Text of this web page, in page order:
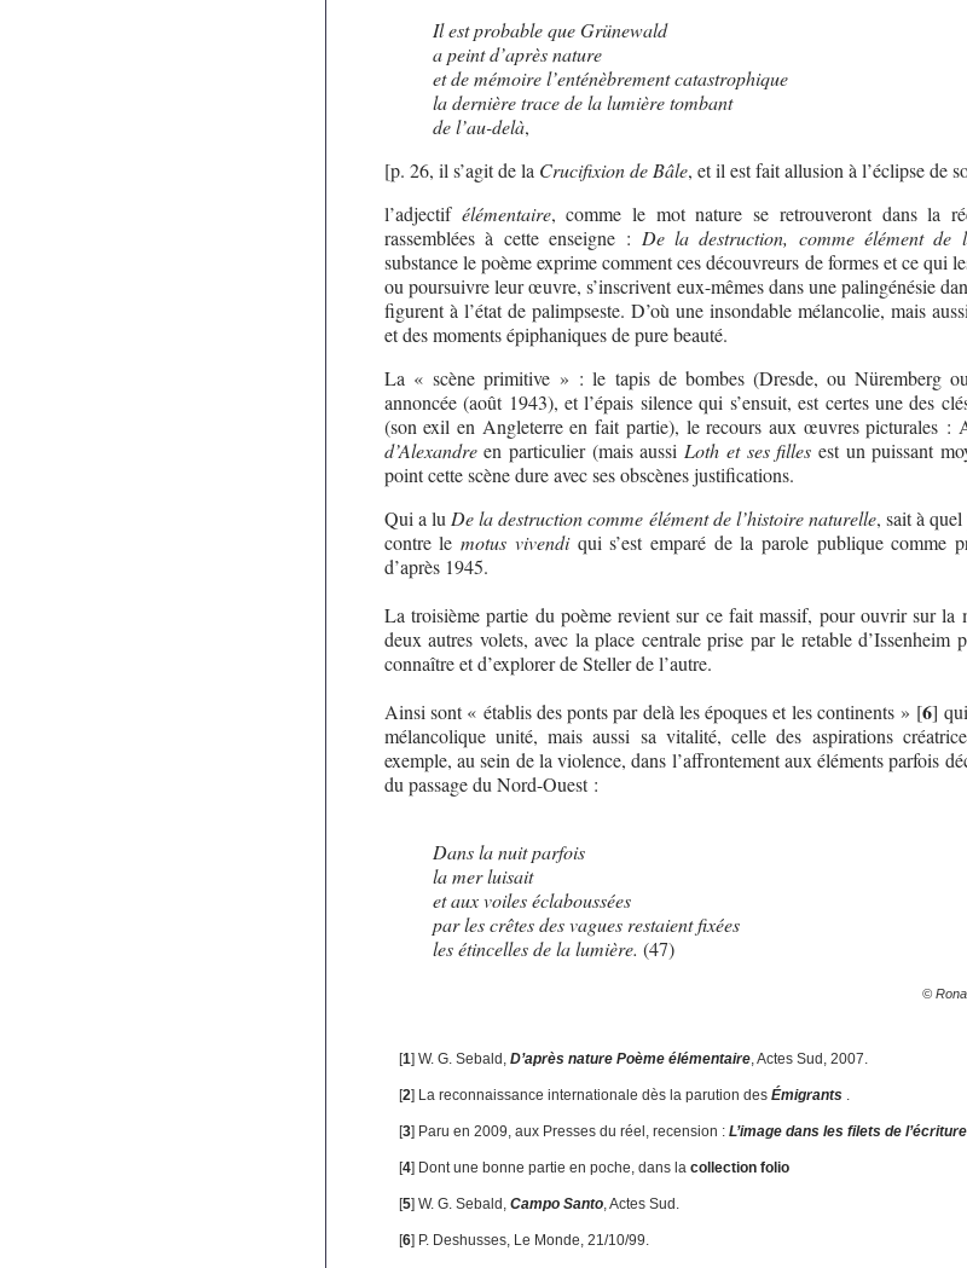
Il est probable que Grünewald
a peint d’après nature
et de mémoire l’enténèbrement catastrophique
la dernière trace de la lumière tombant
de l’au-delà,
[p. 26, il s’agit de la Crucifixion de Bâle, et il est fait allusion à l’éclipse de
l’adjectif élémentaire, comme le mot nature se retrouveront dans la
rassemblées à cette enseigne : De la destruction, comme élément de
substance le poème exprime comment ces découvreurs de formes et ce qui
ou poursuivre leur œuvre, s’inscrivent eux-mêmes dans une palingénésie
figurent à l’état de palimpseste. D’où une insondable mélancolie, mais
et des moments épiphaniques de pure beauté.
La « scène primitive » : le tapis de bombes (Dresde, ou Nüremberg
annoncée (août 1943), et l’épais silence qui s’ensuit, est certes une des
(son exil en Angleterre en fait partie), le recours aux œuvres picturales :
d’Alexandreen particulier (mais aussi Loth et ses filles est un puissant
point cette scène dure avec ses obscènes justifications.
Qui a lu De la destruction comme élément de l’histoire naturelle, sait à quel
contre lemotus vivendiqui s’est emparé de la parole publique comme
d’après 1945.
La troisième partie du poème revient sur ce fait massif, pour ouvrir sur la
deux autres volets, avec la place centrale prise par le retable d’Issenheim
connaître et d’explorer de Steller de l’autre.
Ainsi sont « établis des ponts par delà les époques et les continents » [6]
mélancolique unité, mais aussi sa vitalité, celle des aspirations
exemple, au sein de la violence, dans l’affrontement aux éléments parfois
du passage du Nord-Ouest :
Dans la nuit parfois
la mer luisait
et aux voiles éclaboussées
par les crêtes des vagues restaient fixées
les étincelles de la lumière. (47)
©
[1] W. G. Sebald, D’après nature Poème élémentaire, Actes Sud, 2007.
[2] La reconnaissance internationale dès la parution des Émigrants .
[3] Paru en 2009, aux Presses du réel, recension : L’image dans les filets de l’écriture
[4] Dont une bonne partie en poche, dans la collection folio
[5] W. G. Sebald, Campo Santo, Actes Sud.
[6] P. Deshusses, Le Monde, 21/10/99.